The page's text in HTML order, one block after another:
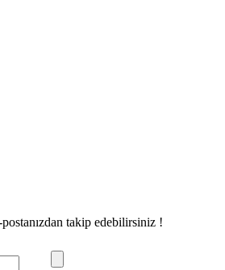
takip edebilirsiniz !